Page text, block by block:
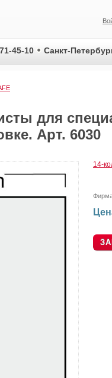
45-10 Санкт-
для
Арт. 6030
14-